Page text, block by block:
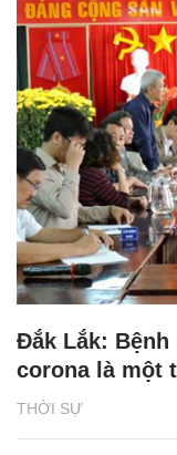
THỜI SỰ
Đắk Lắk:
corona là một